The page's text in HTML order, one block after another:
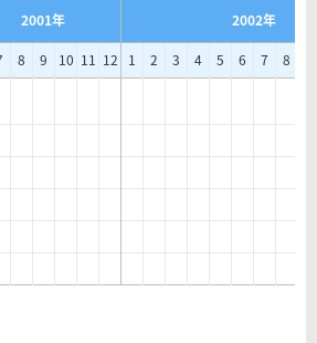
2001年
2002年
8 9 10 11 12 1 2 3 4 5 6 7 8